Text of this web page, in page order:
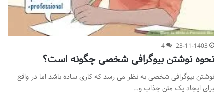
23-11-1403
4
نحوه نوشتن بیوگرافی شخصی چگونه است؟
نوشتن بیوگرافی شخصی به نظر می رسد که کاری ساده باشد اما در واقع
برای ایجاد یک متن جذاب و…